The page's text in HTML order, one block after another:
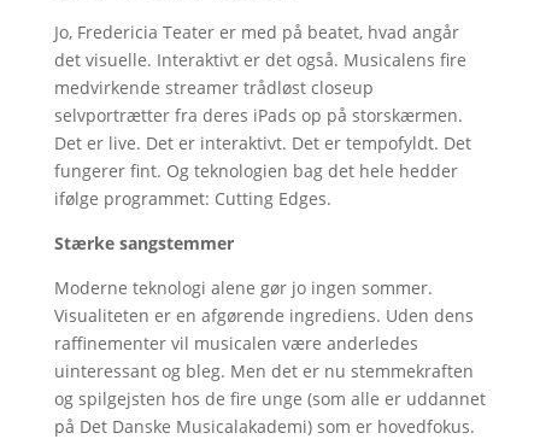
Jo, Fredericia Teater er med på beatet, hvad angår
det visuelle. Interaktivt er det også. Musicalens fire
medvirkende streamer trådløst closeup
selvportrætter fra deres iPads op på storskærmen.
Det er live. Det er interaktivt. Det er tempofyldt. Det
fungerer fint. Og teknologien bag det hele hedder
ifølge programmet: Cutting Edges.
Stærke sangstemmer
Moderne teknologi alene gør jo ingen sommer.
Visualiteten er en afgørende ingrediens. Uden dens
raffinementer vil musicalen være anderledes
uinteressant og bleg. Men det er nu stemmekraften
og spilgejsten hos de fire unge (som alle er uddannet
på Det Danske Musicalakademi) som er hovedfokus.